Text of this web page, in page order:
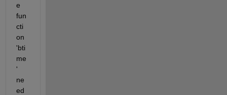
e
fun
cti
on
'bti
me
'
ne
ed